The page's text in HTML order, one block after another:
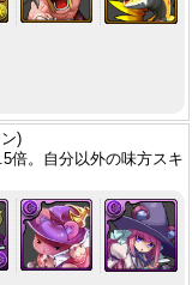
)
倍。自分以外の味方スキ